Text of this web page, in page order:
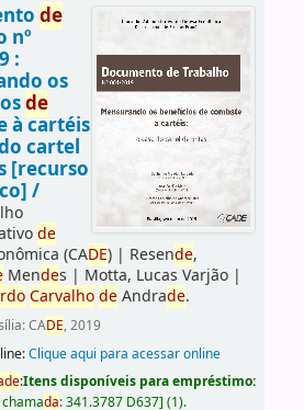
de
nº
:
os
de
à cartéis
cartel
[recurso
/
de
(CADE)| Resende,
Mendes | Motta, Lucas Varjão|
Carvalho deAndrade.
CADE, 2019
Clique aqui para acessar online
de:Itens disponíveis para empréstimo:
da:341.3787 D637] (1).